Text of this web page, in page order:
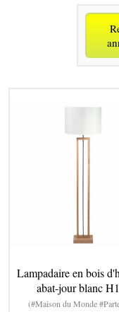
Lampadaire en bois
abat-jour blanc
(#Maison du Monde